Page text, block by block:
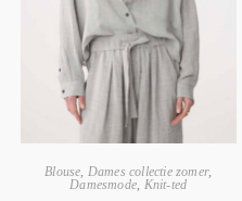
Blouse Dames collectie zomer,
Damesmode Knit-ted